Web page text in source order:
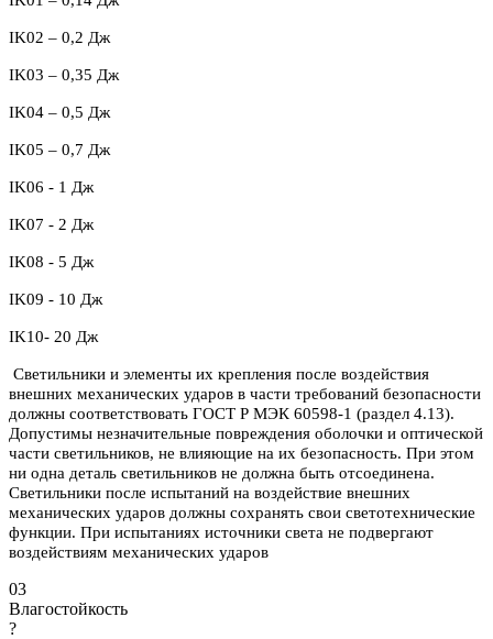
IK02 – 0,2 Дж
IK03 – 0,35 Дж
IK04 – 0,5 Дж
IK05 – 0,7 Дж
IK06 - 1 Дж
IK07 - 2 Дж
IK08 - 5 Дж
IK09 - 10 Дж
IK10- 20 Дж
Светильники и элементы их крепления после воздействия
внешних механических ударов в части требований безопасности
должны соответствовать ГОСТ Р МЭК 60598-1 (раздел 4.13).
Допустимы незначительные повреждения оболочки и оптической
части светильников, не влияющие на их безопасность. При этом
ни одна деталь светильников не должна быть отсоединена.
Светильники после испытаний на воздействие внешних
механических ударов должны сохранять свои светотехнические
функции. При испытаниях источники света не подвергают
воздействиям механических ударов
03
Влагостойкость
?